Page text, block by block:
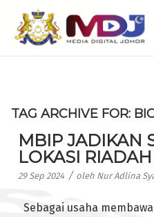
TAG ARCHIVE FOR:
MBIP JADIKAN
LOKASI RIADAH
29 Sep 2024 / oleh Nur Adlina
Sebagai usaha